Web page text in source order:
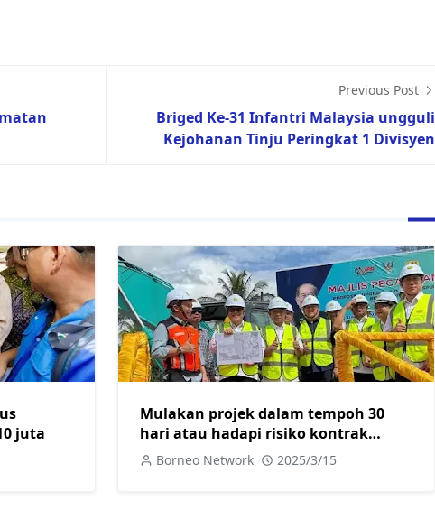
Previous Post
Briged Ke-31 Infantri Malaysia ungguli
Kejohanan Tinju Peringkat 1 Divisyen
juta
Mulakan projek dalam tempoh 30
hari atau hadapi risiko kontrak
ditamatkan
Borneo Network 2025/3/15